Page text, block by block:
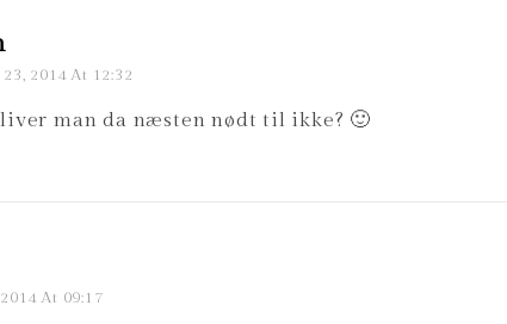
2014 At 12:32
man da næsten nødt til ikke? 🙂
At 09:17